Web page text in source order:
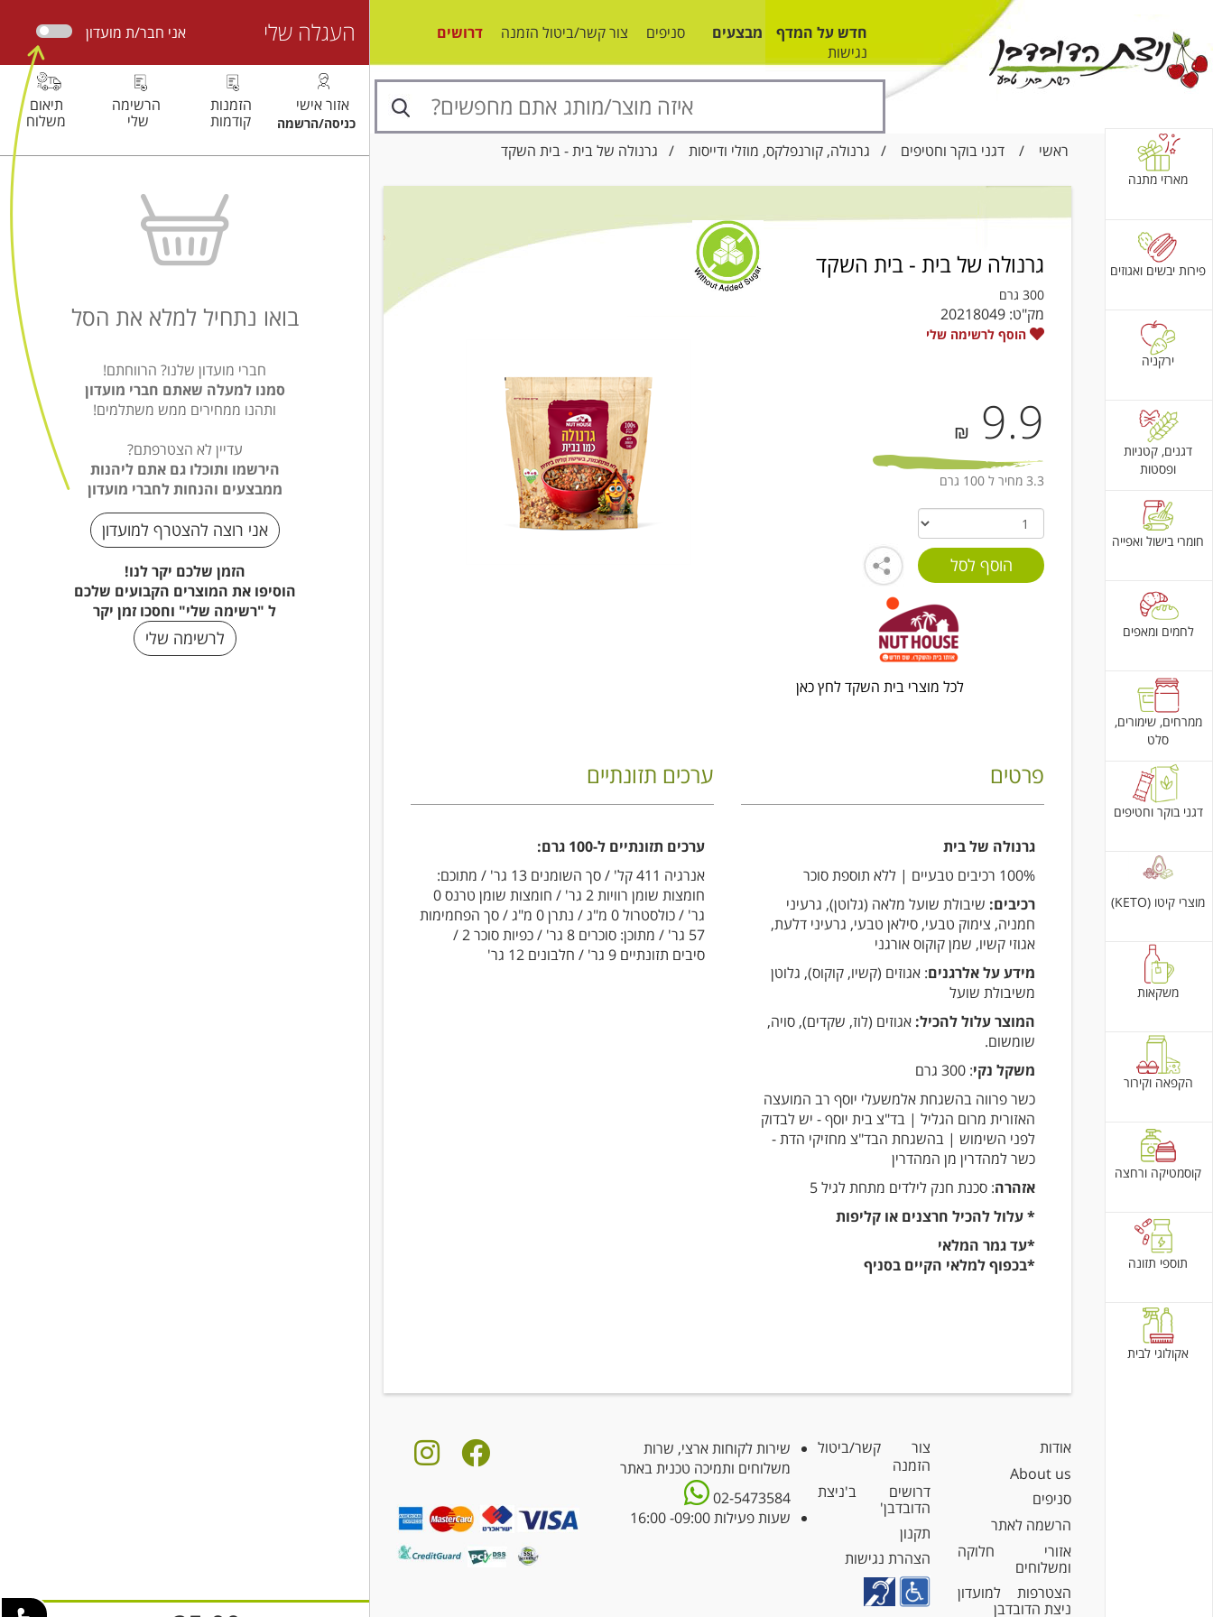
חדש על המדף מבצעים סניפים צור קשר/ביטול הזמנה
דרושים
נגישות
ראשי / דגני בוקר וחטיפים / גרנולה, קורנפלקס, מוזלי ודייסות / גרנולה של בית - בית השקד
מארזי מתנה
פירות יבשים ואגוזים
ירקניה
דגנים, קטניות
ופסטות
חומרי בישול ואפייה
לחמים ומאפים
ממרחים, שימורים,
סלט
דגני בוקר וחטיפים
מוצרי קיטו (KETO)
משקאות
הקפאה וקירור
קוסמטיקה ורחצה
תוספי תזונה
אקולוגי לבית
גרנולה של בית - בית השקד
300 גרם
מק"ט: 20218049
הוסף לרשימה שלי
9.9
₪
3.3 מחיר ל 100 גרם
לכל מוצרי בית השקד לחץ כאן
פרטים
גרנולה של בית
100% רכיבים טבעיים | ללא תוספת סוכר
רכיבים: שיבולת שועל מלאה (גלוטן), גרעיני
חמניה, צימוק טבעי, סילאן טבעי, גרעיני דלעת,
אגוזי קשיו, שמן קוקוס אורגני
מידע על אלרגנים: אגוזים (קשיו, קוקוס), גלוטן
משיבולת שועל
המוצר עלול להכיל: אגוזים (לוז, שקדים), סויה,
שומשום.
משקל נקי: 300 גרם
כשר פרווה בהשגחת אלמשעלי יוסף רב המועצה
האזורית מרום הגליל | בד"צ בית יוסף - יש לבדוק
לפני השימוש | בהשגחת הבד"צ מחזיקי הדת -
כשר למהדרין מן המהדרין
אזהרה: סכנת חנק לילדים מתחת לגיל 5
* עלול להכיל חרצנים או קליפות
*עד גמר המלאי
*בכפוף למלאי הקיים בסניף
ערכים תזונתיים
ערכים תזונתיים ל-100 גרם:
אנרגיה 411 קל' / סך השומנים 13 גר' / מתוכם:
חומצות שומן רוויות 2 גר' / חומצות שומן טרנס 0
גר' / כולסטרול 0 מ"ג / נתרן 0 מ"ג / סך הפחמימות
57 גר' / מתוכן: סוכרים 8 גר' / כפיות סוכר 2 /
סיבים תזונתיים 9 גר' / חלבונים 12 גר'
אודות
About us
סניפים
הרשמה לאתר
אזורי חלוקה
ומשלוחים
הצטרפות למועדון
ניצת הדובדבן
צור קשר/ביטול
הזמנה
דרושים ב'ניצת
הדובדבן'
תקנון
הצהרת נגישות
שירות לקוחות ארצי, שרות
משלוחים ותמיכה טכנית באתר
02-5473584
שעות פעילות 09:00- 16:00